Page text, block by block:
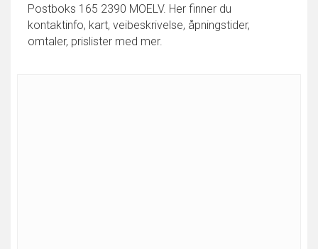
Postboks 165 2390 MOELV. Her finner du
kontaktinfo, kart, veibeskrivelse, åpningstider,
omtaler, prislister med mer.